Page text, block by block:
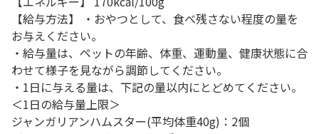
【給与方法】 ・おやつとして、食べ残さない程度の量を
お与えください。
・給与量は、ペットの年齢、体重、運動量、健康状態に合
わせて様子を見ながら調節してください。
・1日に与える量は、下記の量以内にとどめてください。
＜1日の給与量上限＞
ジャンガリアンハムスター(平均体重40g)：2個